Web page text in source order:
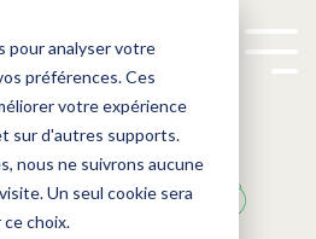
pour analyser votre
préférences. Ces
votre expérience
sur d'autres supports.
nous ne suivrons aucune
Un seul cookie sera
choix.
solutions dédiées à votre
: Le logiciel idéal
pas !